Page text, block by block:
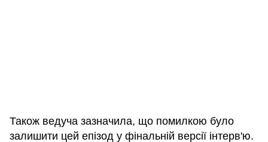
Також ведуча зазначила, що помилкою було
залишити цей епізод у фінальній версії інтерв'ю.